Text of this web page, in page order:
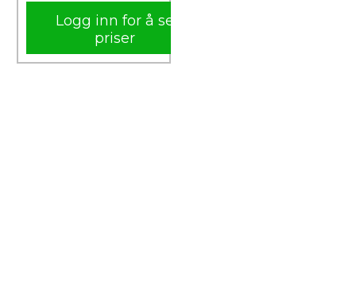
Logg inn for å se
priser